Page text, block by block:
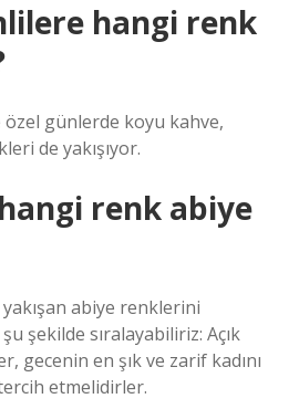
hangi renk
günlerde koyu kahve,
de yakışıyor.
renk abiye
abiye renklerini
şekilde sıralayabiliriz: Açık
gecenin en şık ve zarif kadını
etmelidirler.